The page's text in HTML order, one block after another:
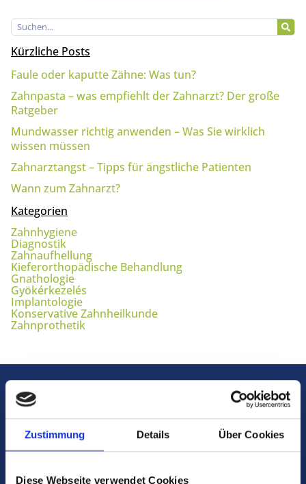
Zustimmung Details Über Cookies
Diese Webseite verwendet Cookies
Kürzliche Posts
Faule oder kaputte Zähne: Was tun?
Zahnpasta – was empfiehlt der Zahnarzt? Der große
Ratgeber
Mundwasser richtig anwenden – Was Sie wirklich
wissen müssen
Zahnarztangst – Tipps für ängstliche Patienten
Wann zum Zahnarzt?
Kategorien
Zahnhygiene
Diagnostik
Zahnaufhellung
Kieferorthopädische Behandlung
Gnathologie
Gyökérkezelés
Implantologie
Konservative Zahnheilkunde
Zahnprothetik